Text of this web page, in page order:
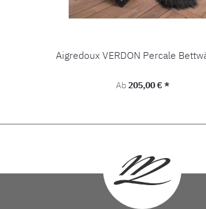
Aigredoux VERDON Percale
Regulärer Preis:
Ab205,00 € *